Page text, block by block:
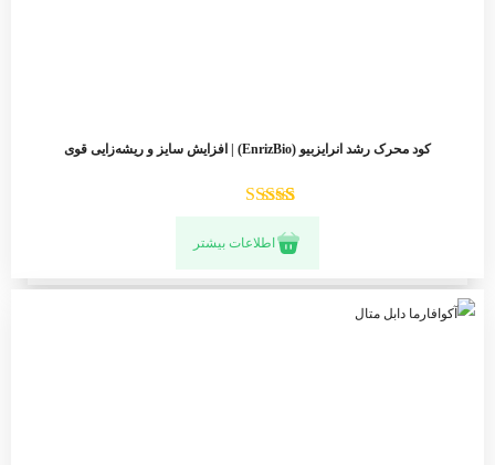
کود محرک رشد انرایزبیو (EnrizBio) | افزایش سایز و ریشه‌زایی قوی
5
از 5 در
مشتری
اطلاعات بیشتر